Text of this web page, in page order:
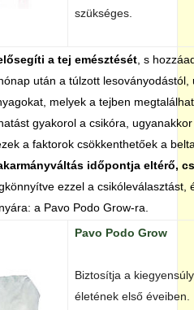
szükséges.
a tej emésztését , s
után a túlzott
melyek a tejben
gyakorol a csikóra,
a faktorok csökkenthetőek a
időpontja eltérő,
ezzel a
a Pavo Podo Grow-ra.
Pavo Podo Grow
Biztosítja a
életének első